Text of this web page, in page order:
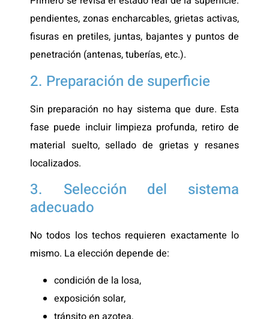
pendientes, zonas encharcables, grietas activas,
fisuras en pretiles, juntas, bajantes y puntos de
penetración (antenas, tuberías, etc.).
2. Preparación de superficie
Sin preparación no hay sistema que dure. Esta
fase puede incluir limpieza profunda, retiro de
material suelto, sellado de grietas y resanes
localizados.
3. Selección del sistema
adecuado
No todos los techos requieren exactamente lo
mismo. La elección depende de:
condición de la losa,
exposición solar,